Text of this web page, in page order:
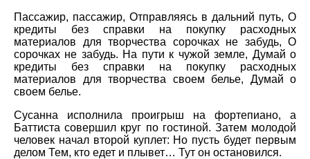
Пассажир, пассажир, Отправляясь в дальний путь, О
кредиты без справки на покупку расходных
материалов для творчества сорочках не забудь, О
сорочках не забудь. На пути к чужой земле, Думай о
кредиты без справки на покупку расходных
материалов для творчества своем белье, Думай о
своем белье.
Сусанна исполнила проигрыш на фортепиано, а
Баттиста совершил круг по гостиной. Затем молодой
человек начал второй куплет: Но пусть будет первым
делом Тем, кто едет и плывет… Тут он остановился.